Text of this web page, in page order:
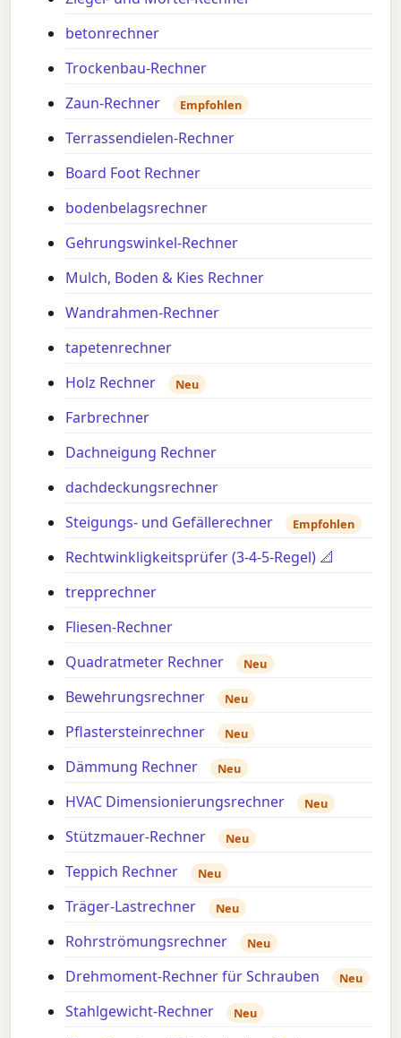
betonrechner
Trockenbau-Rechner
Zaun-Rechner
Empfohlen
Terrassendielen-Rechner
Board Foot Rechner
bodenbelagsrechner
Gehrungswinkel-Rechner
Mulch, Boden & Kies Rechner
Wandrahmen-Rechner
tapetenrechner
Holz Rechner
Neu
Farbrechner
Dachneigung Rechner
dachdeckungsrechner
Steigungs- und Gefällerechner
Empfohlen
Rechtwinkligkeitsprüfer (3-4-5-Regel) 📐
trepprechner
Fliesen-Rechner
Quadratmeter Rechner
Neu
Bewehrungsrechner Neu
Pflastersteinrechner Neu
Dämmung Rechner Neu
HVAC Dimensionierungsrechner Neu
Stützmauer-Rechner Neu
Teppich Rechner Neu
Träger-Lastrechner Neu
Rohrströmungsrechner Neu
Drehmoment-Rechner für Schrauben Neu
Stahlgewicht-Rechner Neu